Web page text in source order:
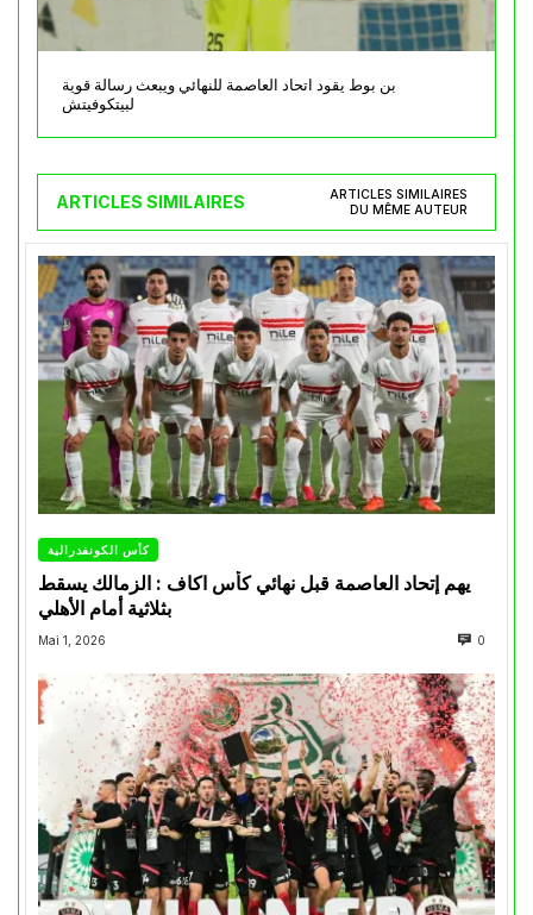
بن بوط يقود اتحاد العاصمة للنهائي ويبعث رسالة قوية
لبيتكوفيتش
ARTICLES SIMILAIRES
ARTICLES SIMILAIRES
DU MÊME AUTEUR
كأس الكونفدرالية
يهم إتحاد العاصمة قبل نهائي كأس اكاف : الزمالك يسقط
Mai 1, 2026 0